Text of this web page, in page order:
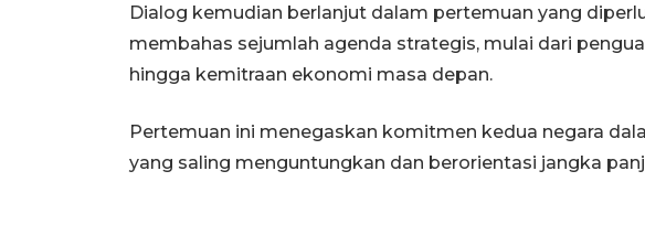
Dialog kemudian berlanjut dalam pertemuan yang
membahas sejumlah agenda strategis, mulai dari
hingga kemitraan ekonomi masa depan.
Pertemuan ini menegaskan komitmen kedua negara
yang saling menguntungkan dan berorientasi jangka